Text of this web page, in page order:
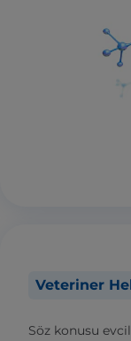
Veteriner
Söz konusu